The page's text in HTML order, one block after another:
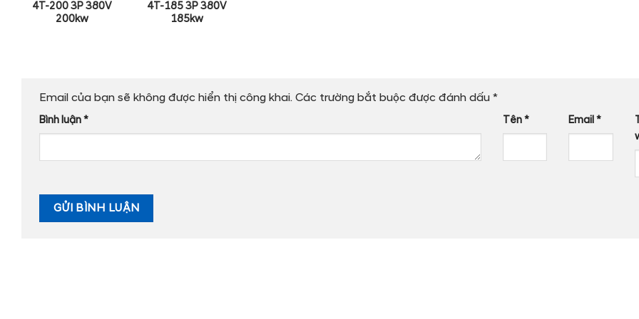
4T-200 3P 380V
200kw
4T-185 3P 380V
185kw
Email của bạn sẽ không được hiển thị công khai. Các trường bắt buộc được đánh dấu *
Bình luận* Tên* Email*